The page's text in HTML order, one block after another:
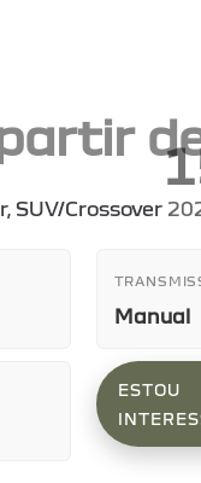
, SUV/Crossover
Manual
ESTOU